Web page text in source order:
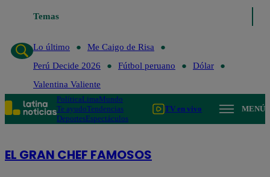
Temas
Lo último
Me Caigo de Risa
Perú Decide 2026
Fútbol peruano
Dólar
Valentina Valiente
PolíticaLimaMundo
Te ayudoTendencias
DeportesEspectáculos
TV en vivo MENÚ
EL GRAN CHEF FAMOSOS